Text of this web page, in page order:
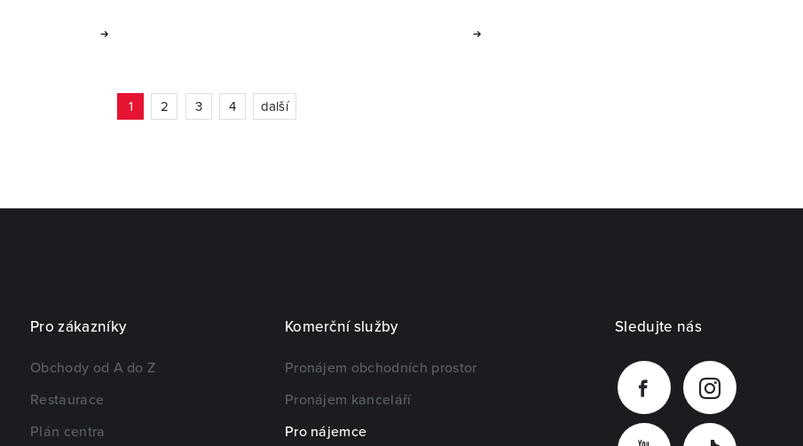
1 2 3 4 další
Pro zákazníky
Obchody od A do Z
Restaurace
Plán centra
Komerční služby
Pronájem obchodních prostor
Pronájem kanceláří
Pro nájemce
Sledujte nás